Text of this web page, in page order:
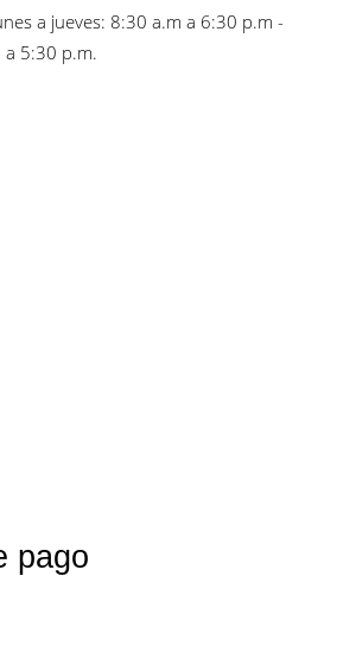
a jueves: 8:30 a.m a 6:30 p.m -
a 5:30 p.m.
pago